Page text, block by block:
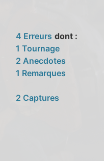
4 Erreurs dont :
1 Tournage
2 Anecdotes
1 Remarques
2 Captures